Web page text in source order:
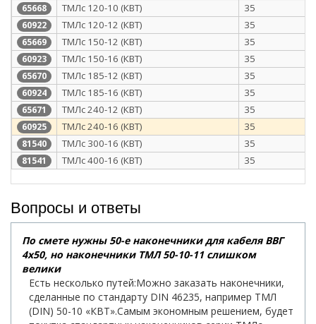
65668 ТМЛс 120-10 (КВТ) 35
60922 ТМЛс 120-12 (КВТ) 35
65669 ТМЛс 150-12 (КВТ) 35
60923 ТМЛс 150-16 (КВТ) 35
65670 ТМЛс 185-12 (КВТ) 35
60924 ТМЛс 185-16 (КВТ) 35
65671 ТМЛс 240-12 (КВТ) 35
60925 ТМЛс 240-16 (КВТ) 35
81540 ТМЛс 300-16 (КВТ) 35
81541 ТМЛс 400-16 (КВТ) 35
Вопросы и ответы
По смете нужны 50-е наконечники для кабеля ВВГ
4х50, но наконечники ТМЛ 50-10-11 слишком
велики
Есть несколько путей:Можно заказать наконечники,
сделанные по стандарту DIN 46235, например ТМЛ
(DIN) 50-10 «КВТ».Самым экономным решением, будет